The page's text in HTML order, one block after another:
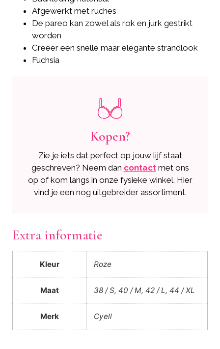
Afgewerkt met ruches
De pareo kan zowel als rok en jurk gestrikt
worden
Creëer een snelle maar elegante strandlook
Fuchsia
Kopen?
Zie je iets dat perfect op jouw lijf staat
geschreven? Neem dan contact met ons
op of kom langs in onze fysieke winkel. Hier
vind je een nog uitgebreider assortiment.
Extra informatie
Kleur Roze
Maat 38 / S, 40 / M, 42 / L, 44 / XL
Merk Cyell